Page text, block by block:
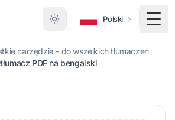
Polski
narzędzia - do wszelkich tłumaczeń
PDF na bengalski